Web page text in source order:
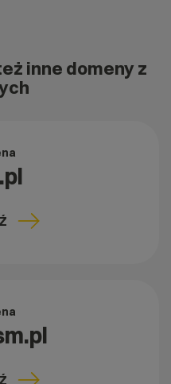
inne domeny z